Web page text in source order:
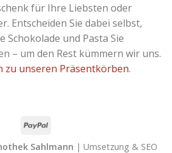
für Ihre Liebsten oder
Entscheiden Sie dabei selbst,
Schokolade und Pasta Sie
– um den Rest kümmern wir uns.
zu unseren Präsentkörben.
Sahlmann | Umsetzung & SEO